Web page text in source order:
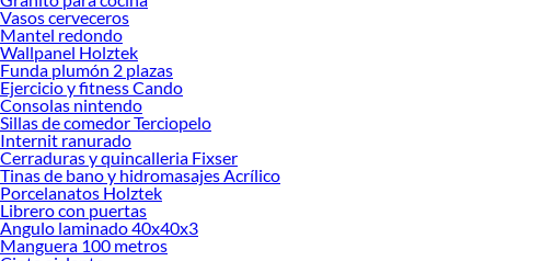
Vasos cerveceros
Mantel redondo
Wallpanel Holztek
Funda plumón 2 plazas
Ejercicio y fitness Cando
Consolas nintendo
Sillas de comedor Terciopelo
Internit ranurado
Cerraduras y quincalleria Fixser
Tinas de bano y hidromasajes Acrílico
Porcelanatos Holztek
Librero con puertas
Angulo laminado 40x40x3
Manguera 100 metros